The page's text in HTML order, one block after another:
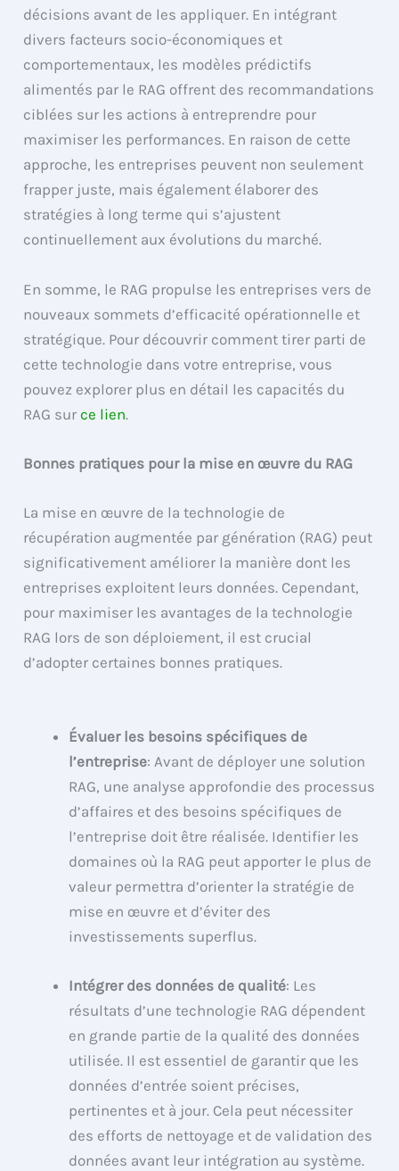
décisions avant de les appliquer. En intégrant
divers facteurs socio-économiques et
comportementaux, les modèles prédictifs
alimentés par le RAG offrent des recommandations
ciblées sur les actions à entreprendre pour
maximiser les performances. En raison de cette
approche, les entreprises peuvent non seulement
frapper juste, mais également élaborer des
stratégies à long terme qui s’ajustent
continuellement aux évolutions du marché.
En somme, le RAG propulse les entreprises vers de
nouveaux sommets d’efficacité opérationnelle et
stratégique. Pour découvrir comment tirer parti de
cette technologie dans votre entreprise, vous
pouvez explorer plus en détail les capacités du
RAG surce lien.
Bonnes pratiques pour la mise en œuvre du RAG
La mise en œuvre de la technologie de
récupération augmentée par génération (RAG) peut
significativement améliorer la manière dont les
entreprises exploitent leurs données. Cependant,
pour maximiser les avantages de la technologie
RAG lors de son déploiement, il est crucial
d’adopter certaines bonnes pratiques.
Évaluer les besoins spécifiques de
l’entreprise: Avant de déployer une solution
RAG, une analyse approfondie des processus
d’affaires et des besoins spécifiques de
l’entreprise doit être réalisée. Identifier les
domaines où la RAG peut apporter le plus de
valeur permettra d’orienter la stratégie de
mise en œuvre et d’éviter des
investissements superflus.
Intégrer des données de qualité: Les
résultats d’une technologie RAG dépendent
en grande partie de la qualité des données
utilisée. Il est essentiel de garantir que les
données d’entrée soient précises,
pertinentes et à jour. Cela peut nécessiter
des efforts de nettoyage et de validation des
données avant leur intégration au système.